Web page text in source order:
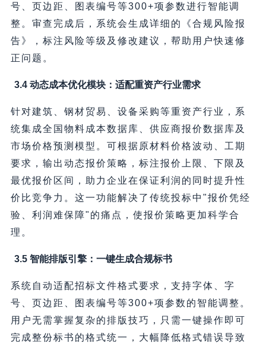
号、页边距、图表编号等300+项参数进行智能调
整。审查完成后，系统会生成详细的《合规风险报
告》，标注风险等级及修改建议，帮助用户快速修
正问题。
3.4 动态成本优化模块：适配重资产行业需求
针对建筑、钢材贸易、设备采购等重资产行业，系
统集成全国物料成本数据库、供应商报价数据库及
市场价格预测模型。可根据原材料价格波动、工期
要求，输出动态报价策略，标注报价上限、下限及
最优报价区间，助力企业在保证利润的同时提升性
价比竞争力。这一功能解决了传统投标中"报价凭经
验、利润难保障"的痛点，使报价策略更加科学合
理。
3.5 智能排版引擎：一键生成合规标书
系统自动适配招标文件格式要求，支持字体、字
号、页边距、图表编号等300+项参数的智能调整。
用户无需掌握复杂的排版技巧，只需一键操作即可
完成整份标书的格式统一，大幅降低格式错误导致